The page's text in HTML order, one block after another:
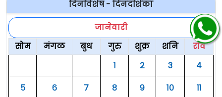
दिनविशेष - दिनदर्शिका
जानेवारी
सोम
मंगळ बुध गुरु शुक्र शनि
रवि
१
२ ३
४
५
६ ७ ८ ९ १०
११